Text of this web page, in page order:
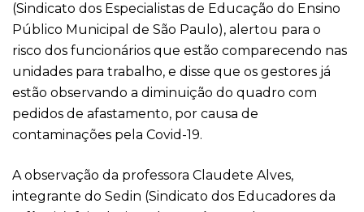
(Sindicato dos Especialistas de Educação do Ensino
Público Municipal de São Paulo), alertou para o
risco dos funcionários que estão comparecendo nas
unidades para trabalho, e disse que os gestores já
estão observando a diminuição do quadro com
pedidos de afastamento, por causa de
contaminações pela Covid-19.
A observação da professora Claudete Alves,
integrante do Sedin (Sindicato dos Educadores da